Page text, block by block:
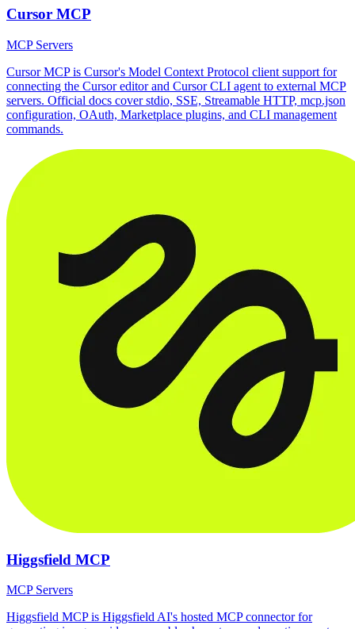
Cursor MCP
MCP Servers
Cursor MCP is Cursor's Model Context Protocol client support for
connecting the Cursor editor and Cursor CLI agent to external MCP
servers. Official docs cover stdio, SSE, Streamable HTTP, mcp.json
configuration, OAuth, Marketplace plugins, and CLI management
commands.
Higgsfield MCP
MCP Servers
Higgsfield MCP is Higgsfield AI's hosted MCP connector for